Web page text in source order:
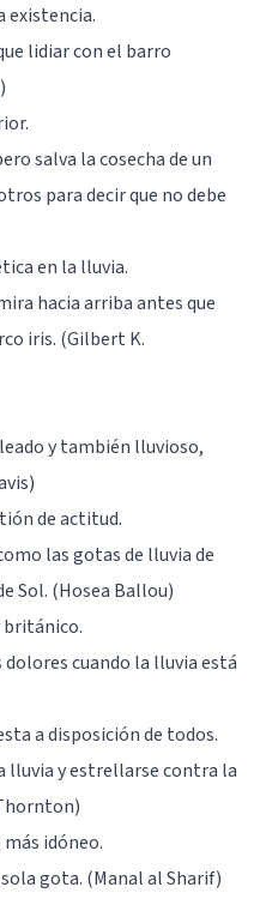
existencia.
lidiar con el barro
salva la cosecha de un
para decir que no debe
en la lluvia.
hacia arriba antes que
iris. (Gilbert K.
y también lluvioso,
de actitud.
las gotas de lluvia de
Sol. (Hosea Ballou)
británico.
cuando la lluvia está
a disposición de todos.
lluvia y estrellarse contra la
idóneo.
gota. (Manal al Sharif)